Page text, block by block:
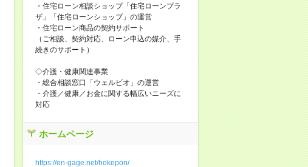
・住宅ローン相談ショップ「住宅ローンプラ
ザ」「住宅ローンショップ」の運営
・住宅ローン商品の契約サポート
（ご相談、契約対応、ローン申込の媒介、手
続きのサポート）
◇介護・健康関連事業
・総合相談窓口「ウェルビオ」の運営
・介護／健康／お金に関する幅広いニーズに
対応
ホームページ
https://en-gage.net/hokepon/